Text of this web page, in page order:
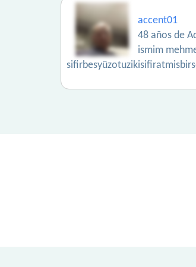
accent01
48 años de
ismim